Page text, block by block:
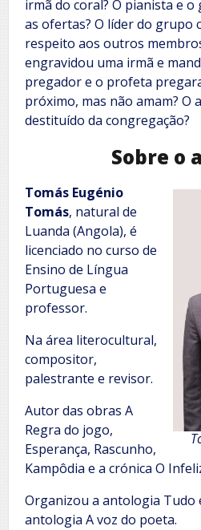
irmã do coral? O pianista e
as ofertas? O líder do grupo
respeito aos outros
engravidou uma irmã e
pregador e o profeta
próximo, mas não amam? O
destituído da congregação?
Sobre o
Tomás Eugénio
Tomás, natural de
Luanda (Angola), é
licenciado no curso de
Ensino de Língua
Portuguesa e
professor.
Na área literocultural,
compositor,
palestrante e revisor.
Autor das obras A
Regra do jogo,
Esperança, Rascunho,
Kampôdia e a crónica O
Organizou a antologia Tudo
antologia A voz do poeta.